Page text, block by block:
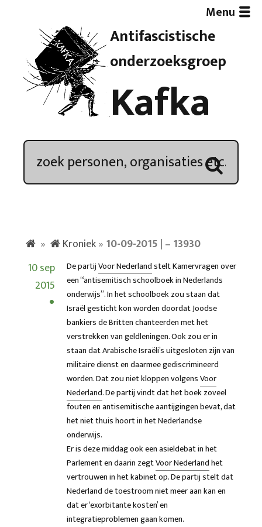
Antifascistische
onderzoeksgroep
Kafka
Menu
Artikelen
Demonstratieoverzicht
Kroniek
Nieuwsbrief
» Kroniek» 10-09-2015 | – 13930
10 sep
2015
De partijVoor Nederlandstelt Kamervragen over
een “antisemitisch schoolboek in Nederlands
onderwijs”. In het schoolboek zou staan dat
Israël gesticht kon worden doordat Joodse
bankiers de Britten chanteerden met het
verstrekken van geldleningen. Ook zou er in
staan dat Arabische Israëli’s uitgesloten zijn van
militaire dienst en daarmee gediscrimineerd
worden. Dat zou niet kloppen volgensVoor
Nederland. De partij vindt dat het boek zoveel
fouten en antisemitische aantijgingen bevat, dat
het niet thuis hoort in het Nederlandse
onderwijs.
Er is deze middag ook een asieldebat in het
Parlement en daarin zegtVoor Nederlandhet
vertrouwen in het kabinet op. De partij stelt dat
Nederland de toestroom niet meer aan kan en
dat er ‘exorbitante kosten’ en
integratieproblemen gaan komen.